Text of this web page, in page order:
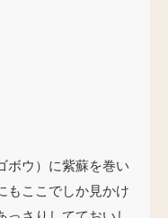
ボウ）に紫蘇を巻い
もここでしか見かけ